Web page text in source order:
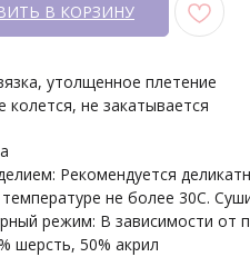
В КОРЗИНУ
утолщенное плетение
колется, не закатывается
Рекомендуется
не более 30С.
режим: В зависимости от
шерсть, 50% акрил